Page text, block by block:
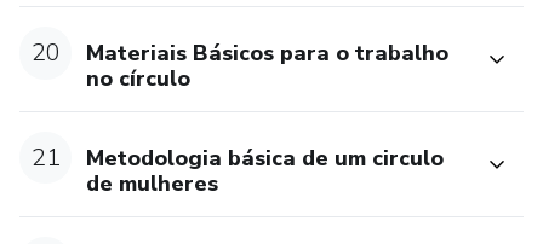
20
Materiais Básicos para o trabalho
no círculo
21
Metodologia básica de um circulo
de mulheres